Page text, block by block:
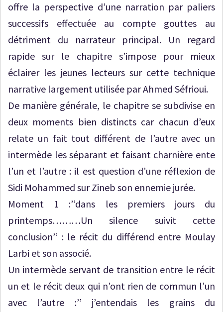
offre la perspective d’une narration par paliers
successifs effectuée au compte gouttes au
détriment du narrateur principal. Un regard
rapide sur le chapitre s’impose pour mieux
éclairer les jeunes lecteurs sur cette technique
narrative largement utilisée par Ahmed Séfrioui.
De manière générale, le chapitre se subdivise en
deux moments bien distincts car chacun d’eux
relate un fait tout différent de l’autre avec un
intermède les séparant et faisant charnière ente
l’un et l’autre : il est question d’une réflexion de
Sidi Mohammed sur Zineb son ennemie jurée.
Moment 1 :’’dans les premiers jours du
printemps………Un silence suivit cette
conclusion’’ : le récit du différend entre Moulay
Larbi et son associé.
Un intermède servant de transition entre le récit
un et le récit deux qui n’ont rien de commun l’un
avec l’autre :’’ j’entendais les grains du